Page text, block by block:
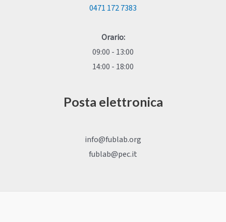
0471 172 7383
Orario:
09:00 - 13:00
14:00 - 18:00
Posta elettronica
info@fublab.org
fublab@pec.it